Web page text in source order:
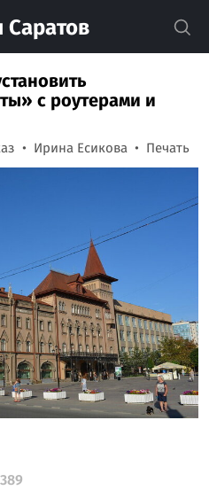
Саратов
с роутерами и
Ирина Есикова Печать